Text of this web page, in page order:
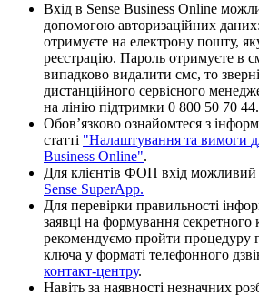
Вхід в Sense Business Online можл
допомогою авторизаційних даних:
отримуєте на електрону пошту, як
реєстрацію. Пароль отримуєте в с
випадково видалити смс, то зверні
дистанційного сервісного менедж
на лінію підтримки 0 800 50 70 44.
Обов’язково ознайомтеся з інформ
статті "Налаштування та вимоги д
Business Online".
Для клієнтів ФОП вхід можливий
Sense SuperApp.
Для перевірки правильності інфор
заявці на формування секретного
рекомендуємо пройти процедуру
ключа у форматі телефонного дзві
контакт-центру.
Навіть за наявності незначних роз